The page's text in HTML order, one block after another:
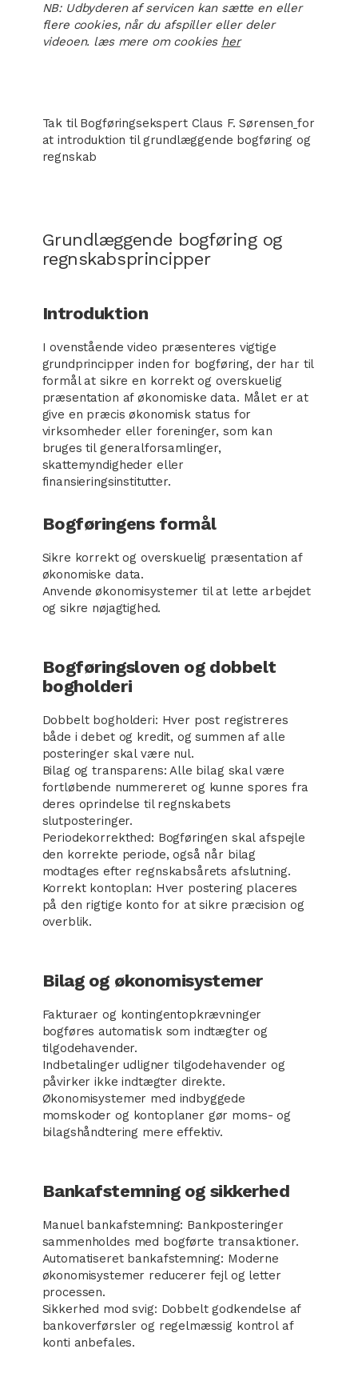
NB: Udbyderen af servicen kan sætte en eller
flere cookies, når du afspiller eller deler
videoen. læs mere om cookies her
Tak til Bogføringsekspert Claus F. Sørensen for
at introduktion til grundlæggende bogføring og
regnskab
Grundlæggende bogføring og
regnskabsprincipper
Introduktion
I ovenstående video præsenteres vigtige
grundprincipper inden for bogføring, der har til
formål at sikre en korrekt og overskuelig
præsentation af økonomiske data. Målet er at
give en præcis økonomisk status for
virksomheder eller foreninger, som kan
bruges til generalforsamlinger,
skattemyndigheder eller
finansieringsinstitutter.
Bogføringens formål
Sikre korrekt og overskuelig præsentation af
økonomiske data.
Anvende økonomisystemer til at lette arbejdet
og sikre nøjagtighed.
Bogføringsloven og dobbelt
bogholderi
Dobbelt bogholderi: Hver post registreres
både i debet og kredit, og summen af alle
posteringer skal være nul.
Bilag og transparens: Alle bilag skal være
fortløbende nummereret og kunne spores fra
deres oprindelse til regnskabets
slutposteringer.
Periodekorrekthed: Bogføringen skal afspejle
den korrekte periode, også når bilag
modtages efter regnskabsårets afslutning.
Korrekt kontoplan: Hver postering placeres
på den rigtige konto for at sikre præcision og
overblik.
Bilag og økonomisystemer
Fakturaer og kontingentopkrævninger
bogføres automatisk som indtægter og
tilgodehavender.
Indbetalinger udligner tilgodehavender og
påvirker ikke indtægter direkte.
Økonomisystemer med indbyggede
momskoder og kontoplaner gør moms- og
bilagshåndtering mere effektiv.
Bankafstemning og sikkerhed
Manuel bankafstemning: Bankposteringer
sammenholdes med bogførte transaktioner.
Automatiseret bankafstemning: Moderne
økonomisystemer reducerer fejl og letter
processen.
Sikkerhed mod svig: Dobbelt godkendelse af
bankoverførsler og regelmæssig kontrol af
konti anbefales.